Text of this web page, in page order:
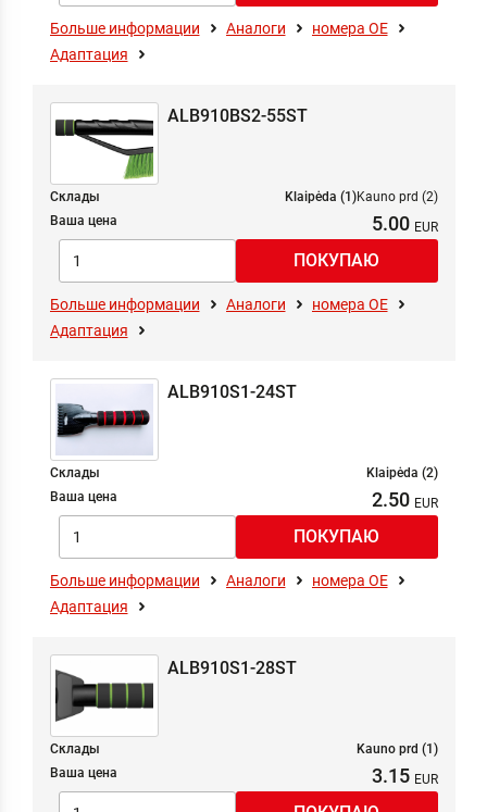
Больше информации Аналоги
номера ОЕ
Адаптация
ALB910BS2-55ST
Склады Klaipėda (1)Kauno prd (2)
Ваша цена
5.00
Больше информации Аналоги
номера ОЕ
Адаптация
ALB910S1-24ST
Склады
Klaipėda (2)
Ваша цена
2.50
Больше информации Аналоги
номера ОЕ
Адаптация
ALB910S1-28ST
Склады
Kauno prd (1)
Ваша цена
3.15